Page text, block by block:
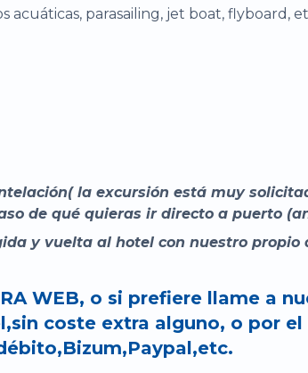
parasailing, jet boat, flyboard,
la excursión está muy
de qué quieras ir directo a puerto
y vuelta al hotel con nuestro
WEB, o si prefiere llame a
coste extra alguno, o por